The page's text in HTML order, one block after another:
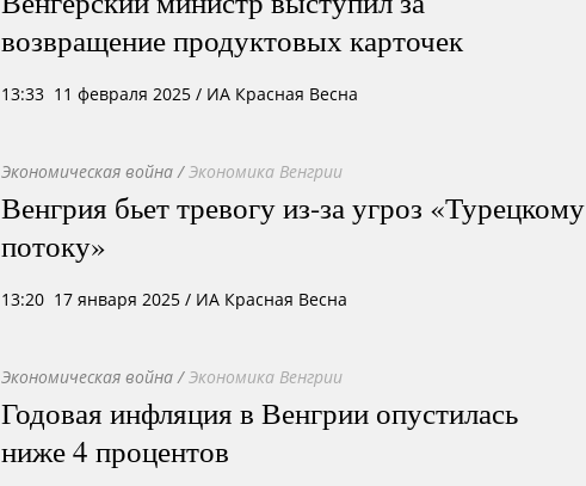
возвращение продуктовых карточек
13:33 11 февраля 2025 / ИА Красная Весна
Экономическая война /Экономика Венгрии
Венгрия бьет тревогу из-за угроз «Турецкому
потоку»
13:20 17 января 2025 / ИА Красная Весна
Экономическая война /Экономика Венгрии
Годовая инфляция в Венгрии опустилась
ниже 4 процентов